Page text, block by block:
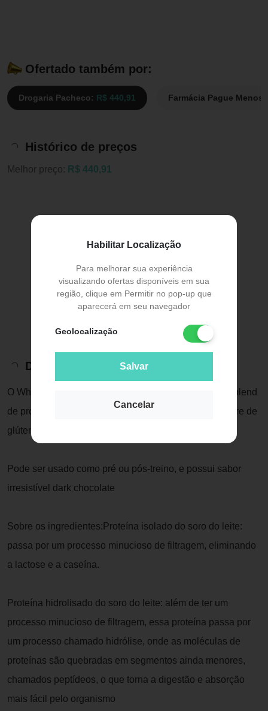
Habilitar Localização
Para melhorar sua experiência
visualizando ofertas disponíveis em sua
região, clique em Permitir no pop-up que
aparecerá em seu navegador
Geolocalização
Salvar
Cancelar
Ofertado também por:
Drogaria Pacheco: R$ 440,91 Farmácia Pague Menos:
Histórico de preços
Melhor preço: R$ 440,91
Descrição do Produto
O Whey Protein da True Source é elaborado com um blend
de proteína isolada e hidrolisada do soro do leite, é livre de
glúten, açúcar e corantes artificiais.
Pode ser usado como pré ou pós-treino, e possui sabor
irresistível dark chocolate
Sobre os ingredientes:Proteína isolado do soro do leite:
passa por um processo minucioso de filtragem, eliminando
a lactose e a caseína.
Proteína hidrolisado do soro do leite: além de ter um
processo minucioso de filtragem, essa proteína passa por
um processo chamado hidrólise, onde as moléculas de
proteínas são quebradas em segmentos ainda menores,
chamados peptídeos, o que torna a digestão e absorção
mais fácil pelo organismo